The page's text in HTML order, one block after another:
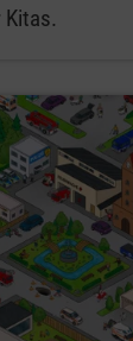
Kitas.